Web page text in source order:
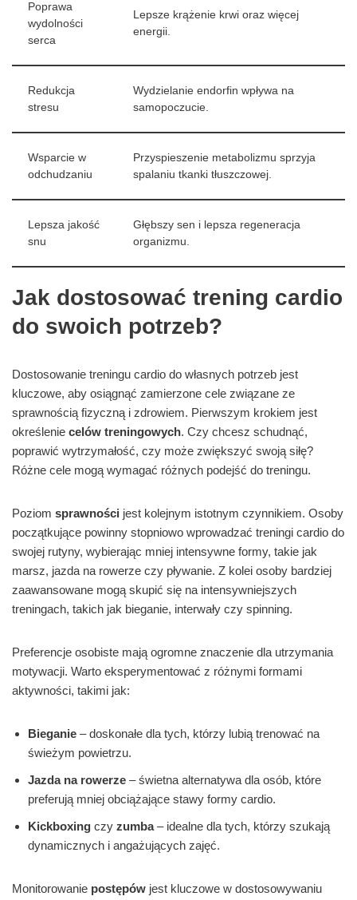
Poprawa
wydolności
serca
Lepsze krążenie krwi oraz więcej
energii.
Redukcja
stresu
Wydzielanie endorfin wpływa na
samopoczucie.
Wsparcie w
odchudzaniu
Przyspieszenie metabolizmu sprzyja
spalaniu tkanki tłuszczowej.
Lepsza jakość
snu
Głębszy sen i lepsza regeneracja
organizmu.
Jak dostosować trening cardio
do swoich potrzeb?
Dostosowanie treningu cardio do własnych potrzeb jest
kluczowe, aby osiągnąć zamierzone cele związane ze
sprawnością fizyczną i zdrowiem. Pierwszym krokiem jest
określenie celów treningowych. Czy chcesz schudnąć,
poprawić wytrzymałość, czy może zwiększyć swoją siłę?
Różne cele mogą wymagać różnych podejść do treningu.
Poziom sprawności jest kolejnym istotnym czynnikiem. Osoby
początkujące powinny stopniowo wprowadzać treningi cardio do
swojej rutyny, wybierając mniej intensywne formy, takie jak
marsz, jazda na rowerze czy pływanie. Z kolei osoby bardziej
zaawansowane mogą skupić się na intensywniejszych
treningach, takich jak bieganie, interwały czy spinning.
Preferencje osobiste mają ogromne znaczenie dla utrzymania
motywacji. Warto eksperymentować z różnymi formami
aktywności, takimi jak:
Bieganie – doskonałe dla tych, którzy lubią trenować na
świeżym powietrzu.
Jazda na rowerze – świetna alternatywa dla osób, które
preferują mniej obciążające stawy formy cardio.
Kickboxing czy zumba– idealne dla tych, którzy szukają
dynamicznych i angażujących zajęć.
Monitorowanie postępów jest kluczowe w dostosowywaniu